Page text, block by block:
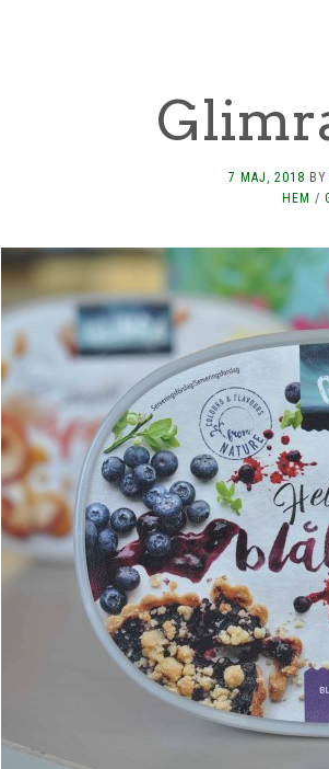
7 MAJ, 2018 BY
HEM /